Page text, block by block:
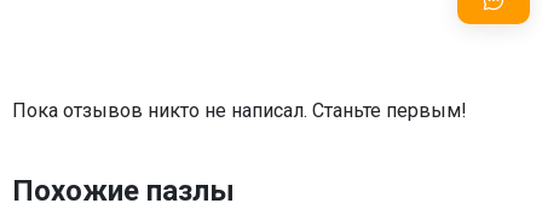
Пока отзывов никто не написал. Станьте первым!
Похожие пазлы